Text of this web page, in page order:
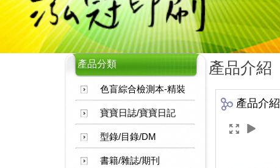
產品分類
色盲綜合檢測本-精裝
寶寶日誌/寶寶日記
型錄/目錄/DM
書籍/雜誌/期刊
產品介紹
產品介紹